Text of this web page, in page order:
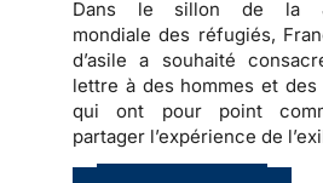
Dans le sillon de la
mondiale des réfugiés,
d’asile a souhaité
lettre à des hommes et des
qui ont pour point
partager l’expérience de